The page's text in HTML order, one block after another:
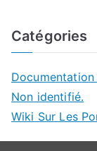
Catégories
Non identifié.
Wiki Sur Les